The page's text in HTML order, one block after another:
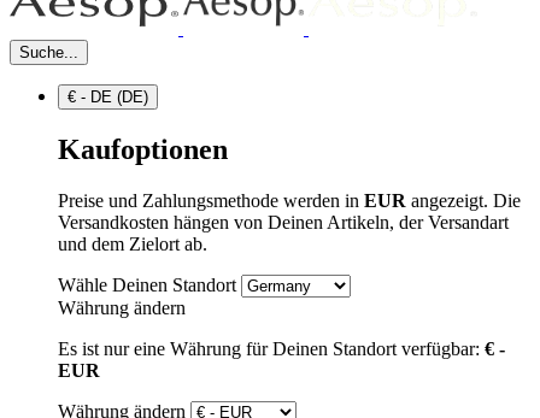
Suche...
€ - DE (DE)
Kaufoptionen
Preise und Zahlungsmethode werden in EUR angezeigt. Die
Versandkosten hängen von Deinen Artikeln, der Versandart
und dem Zielort ab.
Wähle Deinen Standort
Währung ändern
Es ist nur eine Währung für Deinen Standort verfügbar: € -
EUR
Währung ändern